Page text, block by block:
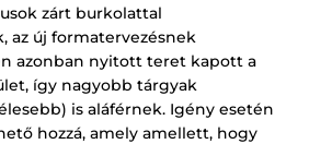
zárt burkolattal
az új formatervezésnek
azonban nyitott teret kapott a
így nagyobb tárgyak
is aláférnek. Igény esetén
hozzá, amely amellett, hogy